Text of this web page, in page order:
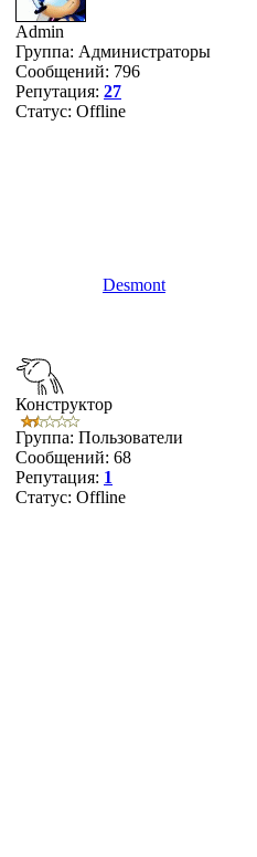
Admin
Группа: Администраторы
Сообщений: 796
Репутация: 27
Статус: Offline
Desmont
Конструктор
Группа: Пользователи
Сообщений: 68
Репутация: 1
Статус: Offline